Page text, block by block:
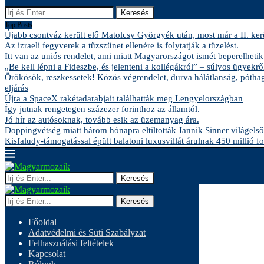
Keresés
Top Posts
Újabb csontváz került elő Matolcsy Györgyék után, most már a II.
Az izraeli fegyverek a tűzszünet ellenére is folytatják a tüzelést.
Itt van az uniós rendelet, ami miatt Magyarországot ismét
„Be kell lépni a Fideszbe, és jelenteni a kollégákról” – súlyos
Örökösök, reszkessetek! Közös végrendelet, durva hálátlanság,
eljárás
Újra a SpaceX rakétadarabjait találhatták meg Lengyelországban
Így jutnak rengetegen százezer forinthoz az államtól.
Jó hír az autósoknak, tovább esik az üzemanyag ára.
Doppingvétség miatt három hónapra eltiltották Jannik Sinner
Kisfaludy-támogatással épült balatoni luxusvillát árulnak 450 millió
Keresés
Keresés
Főoldal
Adatvédelmi és Süti Szabályzat
Felhasználási feltételek
Kapcsolat